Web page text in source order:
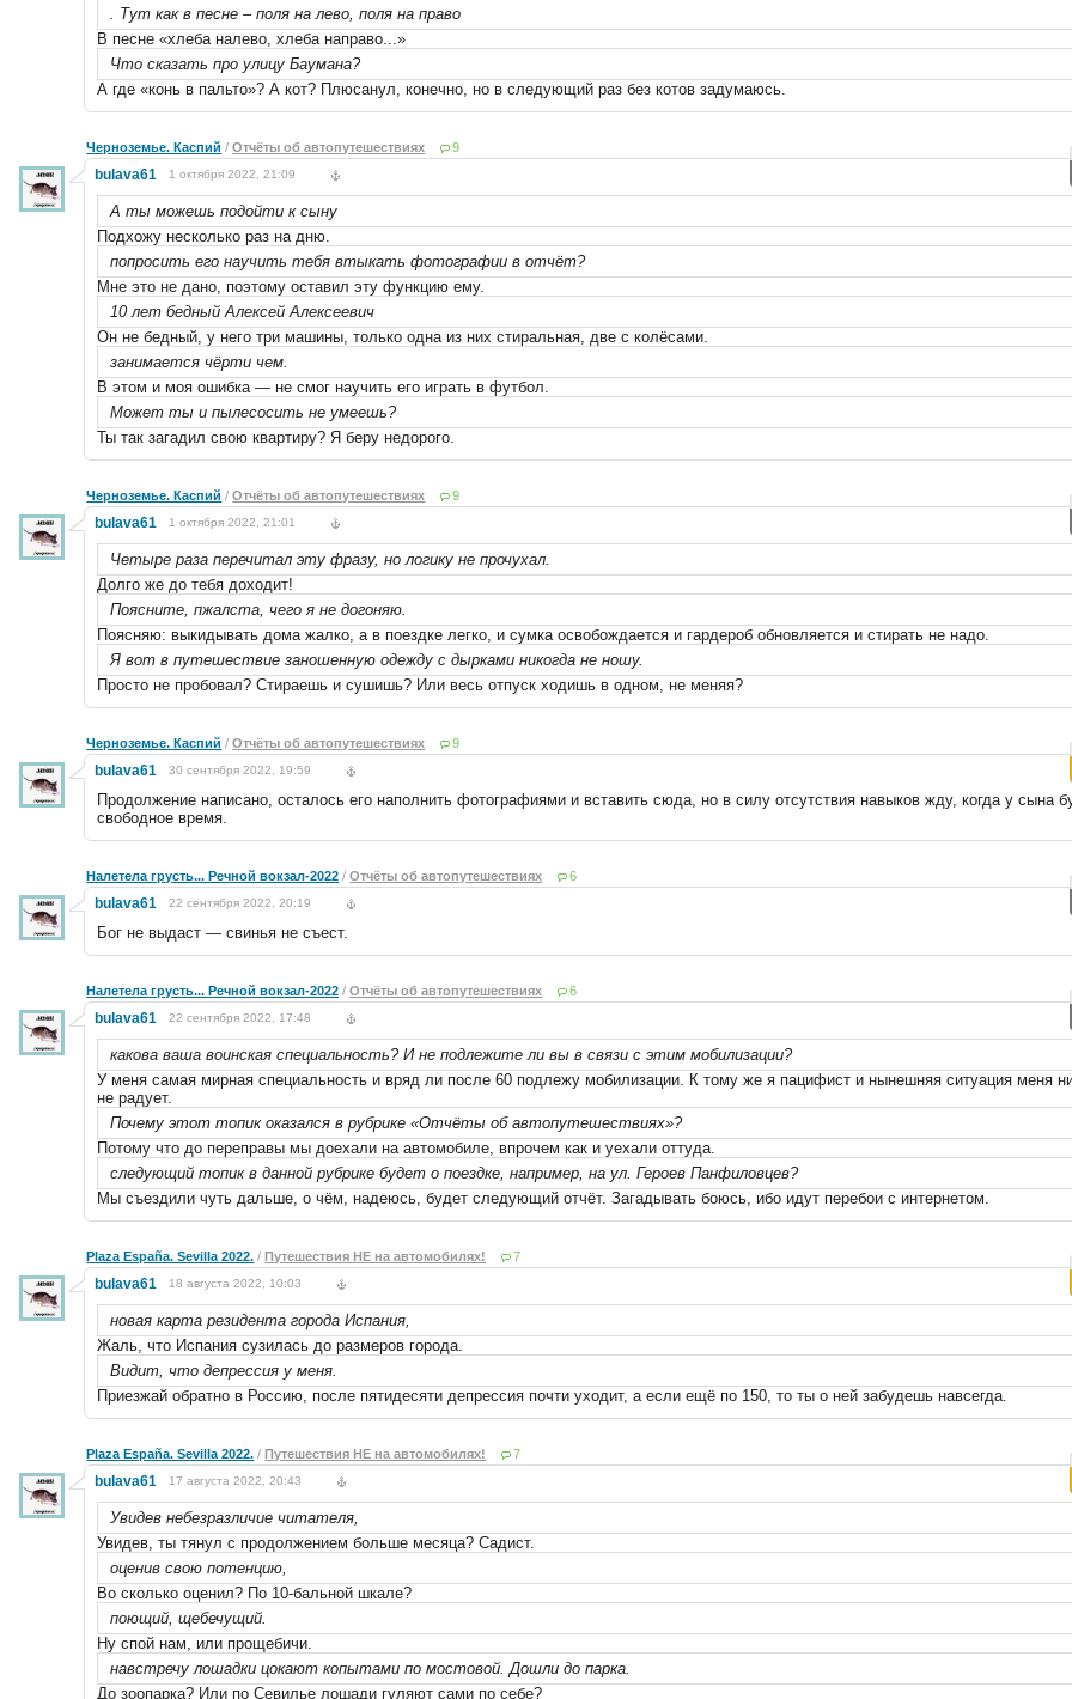
. Тут как в песне – поля на лево, поля на право
В песне «хлеба налево, хлеба направо...»
Что сказать про улицу Баумана?
А где «конь в пальто»? А кот? Плюсанул, конечно, но в следующий раз без котов задумаюсь.
Черноземье. Каспий /Отчёты об автопутешествиях 9
bulava61 1 октября 2022, 21:09
А ты можешь подойти к сыну
Подхожу несколько раз на дню.
попросить его научить тебя втыкать фотографии в отчёт?
Мне это не дано, поэтому оставил эту функцию ему.
10 лет бедный Алексей Алексеевич
Он не бедный, у него три машины, только одна из них стиральная, две с колёсами.
занимается чёрти чем.
В этом и моя ошибка — не смог научить его играть в футбол.
Может ты и пылесосить не умеешь?
Ты так загадил свою квартиру? Я беру недорого.
Черноземье. Каспий /Отчёты об автопутешествиях 9
bulava61 1 октября 2022, 21:01
Четыре раза перечитал эту фразу, но логику не прочухал.
Долго же до тебя доходит!
Поясните, пжалста, чего я не догоняю.
Поясняю: выкидывать дома жалко, а в поездке легко, и сумка освобождается и гардероб обновляется и стирать не надо.
Я вот в путешествие заношенную одежду с дырками никогда не ношу.
Просто не пробовал? Стираешь и сушишь? Или весь отпуск ходишь в одном, не меняя?
Черноземье. Каспий /Отчёты об автопутешествиях 9
bulava61 30 сентября 2022, 19:59
Продолжение написано, осталось его наполнить фотографиями и вставить сюда, но в силу отсутствия навыков жду, когда у сына
свободное время.
Налетела грусть... Речной вокзал-2022 /Отчёты об автопутешествиях 6
bulava61 22 сентября 2022, 20:19
Бог не выдаст — свинья не съест.
Налетела грусть... Речной вокзал-2022 /Отчёты об автопутешествиях 6
bulava61 22 сентября 2022, 17:48
какова ваша воинская специальность? И не подлежите ли вы в связи с этим мобилизации?
У меня самая мирная специальность и вряд ли после 60 подлежу мобилизации. К тому же я пацифист и нынешняя ситуация меня
не радует.
Почему этот топик оказался в рубрике «Отчёты об автопутешествиях»?
Потому что до переправы мы доехали на автомобиле, впрочем как и уехали оттуда.
следующий топик в данной рубрике будет о поездке, например, на ул. Героев Панфиловцев?
Мы съездили чуть дальше, о чём, надеюсь, будет следующий отчёт. Загадывать боюсь, ибо идут перебои с интернетом.
Plaza España. Sevilla 2022. /Путешествия НЕ на автомобилях! 7
bulava61 18 августа 2022, 10:03
новая карта резидента города Испания,
Жаль, что Испания сузилась до размеров города.
Видит, что депрессия у меня.
Приезжай обратно в Россию, после пятидесяти депрессия почти уходит, а если ещё по 150, то ты о ней забудешь навсегда.
Plaza España. Sevilla 2022. /Путешествия НЕ на автомобилях! 7
bulava61 17 августа 2022, 20:43
Увидев небезразличие читателя,
Увидев, ты тянул с продолжением больше месяца? Садист.
оценив свою потенцию,
Во сколько оценил? По 10-бальной шкале?
поющий, щебечущий.
Ну спой нам, или прощебичи.
навстречу лошадки цокают копытами по мостовой. Дошли до парка.
До зоопарка? Или по Севилье лошади гуляют сами по себе?